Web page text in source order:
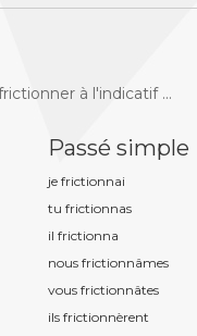
à l'indicatif ...
Passé simple
je frictionnai
tu frictionnas
il frictionna
nous frictionnâmes
vous frictionnâtes
ils frictionnèrent